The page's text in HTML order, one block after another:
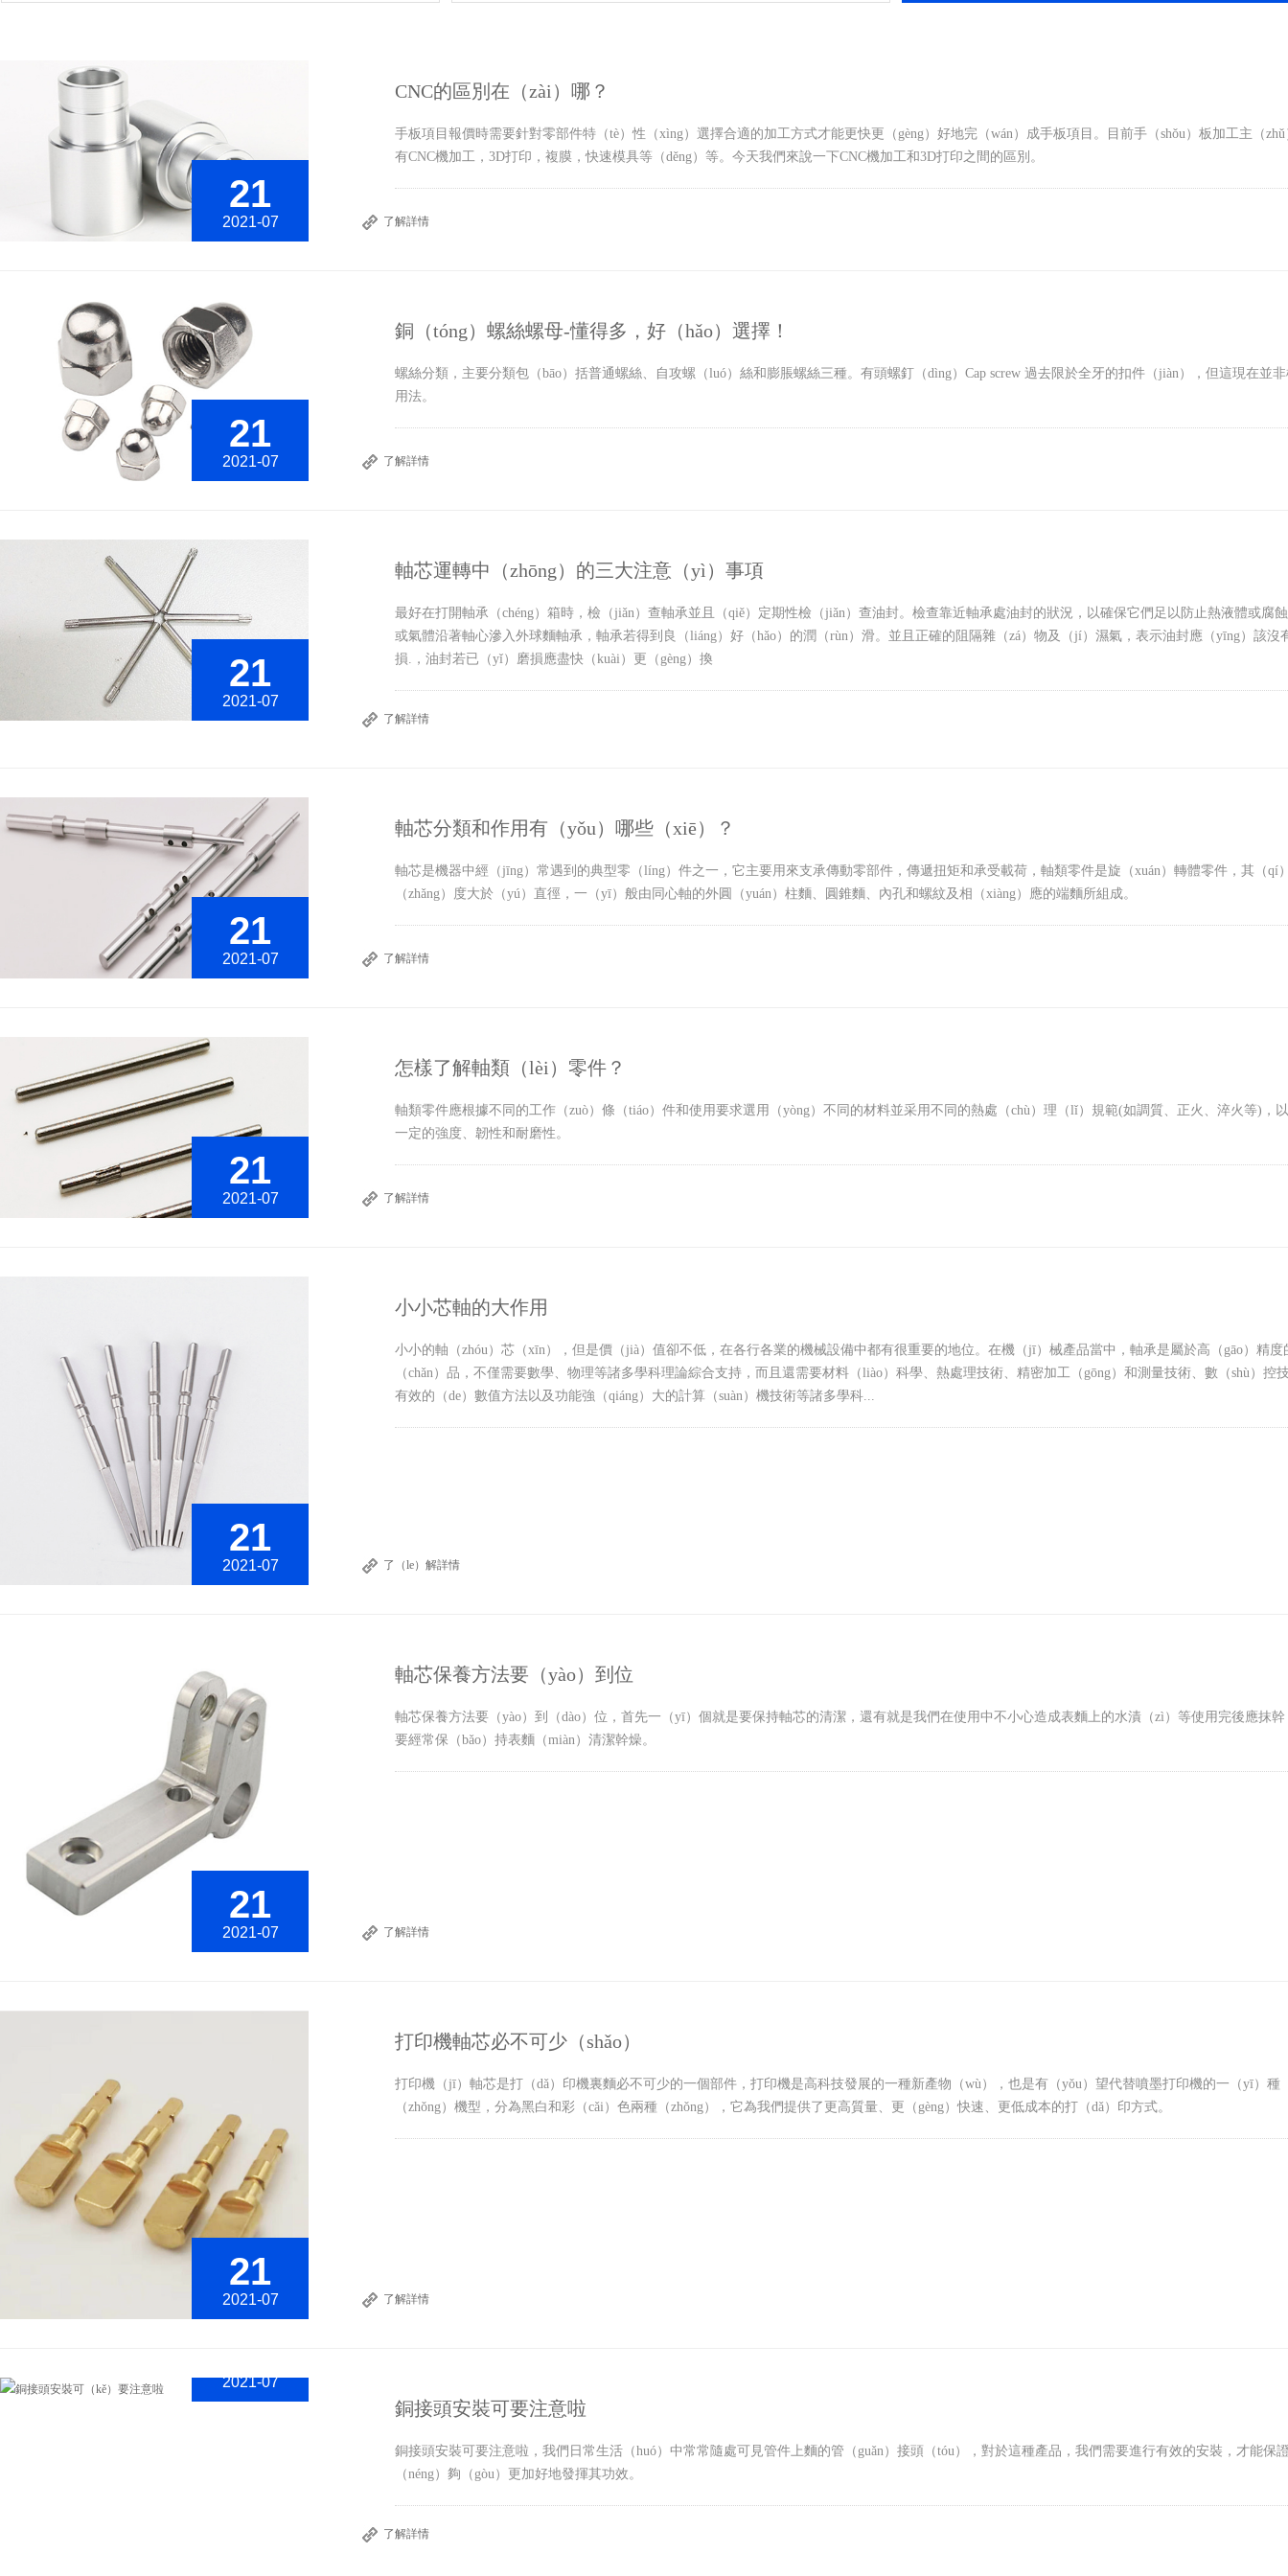
21
2021-07
CNC的區別在（zài）哪？
手板項目報價時需要針對零部件特（tè）性（xìng）選擇合適的加工方式才能更快更（gèng）好地完（wán）成手板項目。目前手（shǒu）板加工主（
有CNC機加工，3D打印，複膜，快速模具等（děng）等。今天我們來說一下CNC機加工和3D打印之間的區別。
了解詳情
21
2021-07
銅（tóng）螺絲螺母-懂得多，好（hǎo）選擇！
螺絲分類，主要分類包（bāo）括普通螺絲、自攻螺（luó）絲和膨脹螺絲三種。有頭螺釘（dìng）Cap screw 過去限於全牙的扣件（jiàn），但這現在並
用法。
了解詳情
21
2021-07
軸芯運轉中（zhōng）的三大注意（yì）事項
最好在打開軸承（chéng）箱時，檢（jiǎn）查軸承並且（qiě）定期性檢（jiǎn）查油封。檢查靠近軸承處油封的狀況，以確保它們足以防止熱液體或腐
或氣體沿著軸心滲入外球麵軸承，軸承若得到良（liáng）好（hǎo）的潤（rùn）滑。並且正確的阻隔雜（zá）物及（jí）濕氣，表示油封應（yīng）該沒
損.，油封若已（yǐ）磨損應盡快（kuài）更（gèng）換
了解詳情
21
2021-07
軸芯分類和作用有（yǒu）哪些（xiē）？
軸芯是機器中經（jīng）常遇到的典型零（líng）件之一，它主要用來支承傳動零部件，傳遞扭矩和承受載荷，軸類零件是旋（xuán）轉體零件，其（qí
（zhǎng）度大於（yú）直徑，一（yī）般由同心軸的外圓（yuán）柱麵、圓錐麵、內孔和螺紋及相（xiàng）應的端麵所組成。
了解詳情
21
2021-07
怎樣了解軸類（lèi）零件？
軸類零件應根據不同的工作（zuò）條（tiáo）件和使用要求選用（yòng）不同的材料並采用不同的熱處（chù）理（lǐ）規範(如調質、正火、淬火等)，
一定的強度、韌性和耐磨性。
了解詳情
21
2021-07
小小芯軸的大作用
小小的軸（zhóu）芯（xīn），但是價（jià）值卻不低，在各行各業的機械設備中都有很重要的地位。在機（jī）械產品當中，軸承是屬於高（gāo）精度
（chǎn）品，不僅需要數學、物理等諸多學科理論綜合支持，而且還需要材料（liào）科學、熱處理技術、精密加工（gōng）和測量技術、數（shù）控
有效的（de）數值方法以及功能強（qiáng）大的計算（suàn）機技術等諸多學科...
了（le）解詳情
21
2021-07
軸芯保養方法要（yào）到位
軸芯保養方法要（yào）到（dào）位，首先一（yī）個就是要保持軸芯的清潔，還有就是我們在使用中不小心造成表麵上的水漬（zì）等使用完後應抹幹
要經常保（bǎo）持表麵（miàn）清潔幹燥。
了解詳情
21
2021-07
打印機軸芯必不可少（shǎo）
打印機（jī）軸芯是打（dǎ）印機裏麵必不可少的一個部件，打印機是高科技發展的一種新產物（wù），也是有（yǒu）望代替噴墨打印機的一（yī）種
（zhǒng）機型，分為黑白和彩（cǎi）色兩種（zhǒng），它為我們提供了更高質量、更（gèng）快速、更低成本的打（dǎ）印方式。
了解詳情
2021-07
銅接頭安裝可要注意啦
銅接頭安裝可要注意啦，我們日常生活（huó）中常常隨處可見管件上麵的管（guǎn）接頭（tóu），對於這種產品，我們需要進行有效的安裝，才能保
（néng）夠（gòu）更加好地發揮其功效。
了解詳情